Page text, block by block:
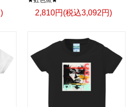
2,810円(税込3,092円)